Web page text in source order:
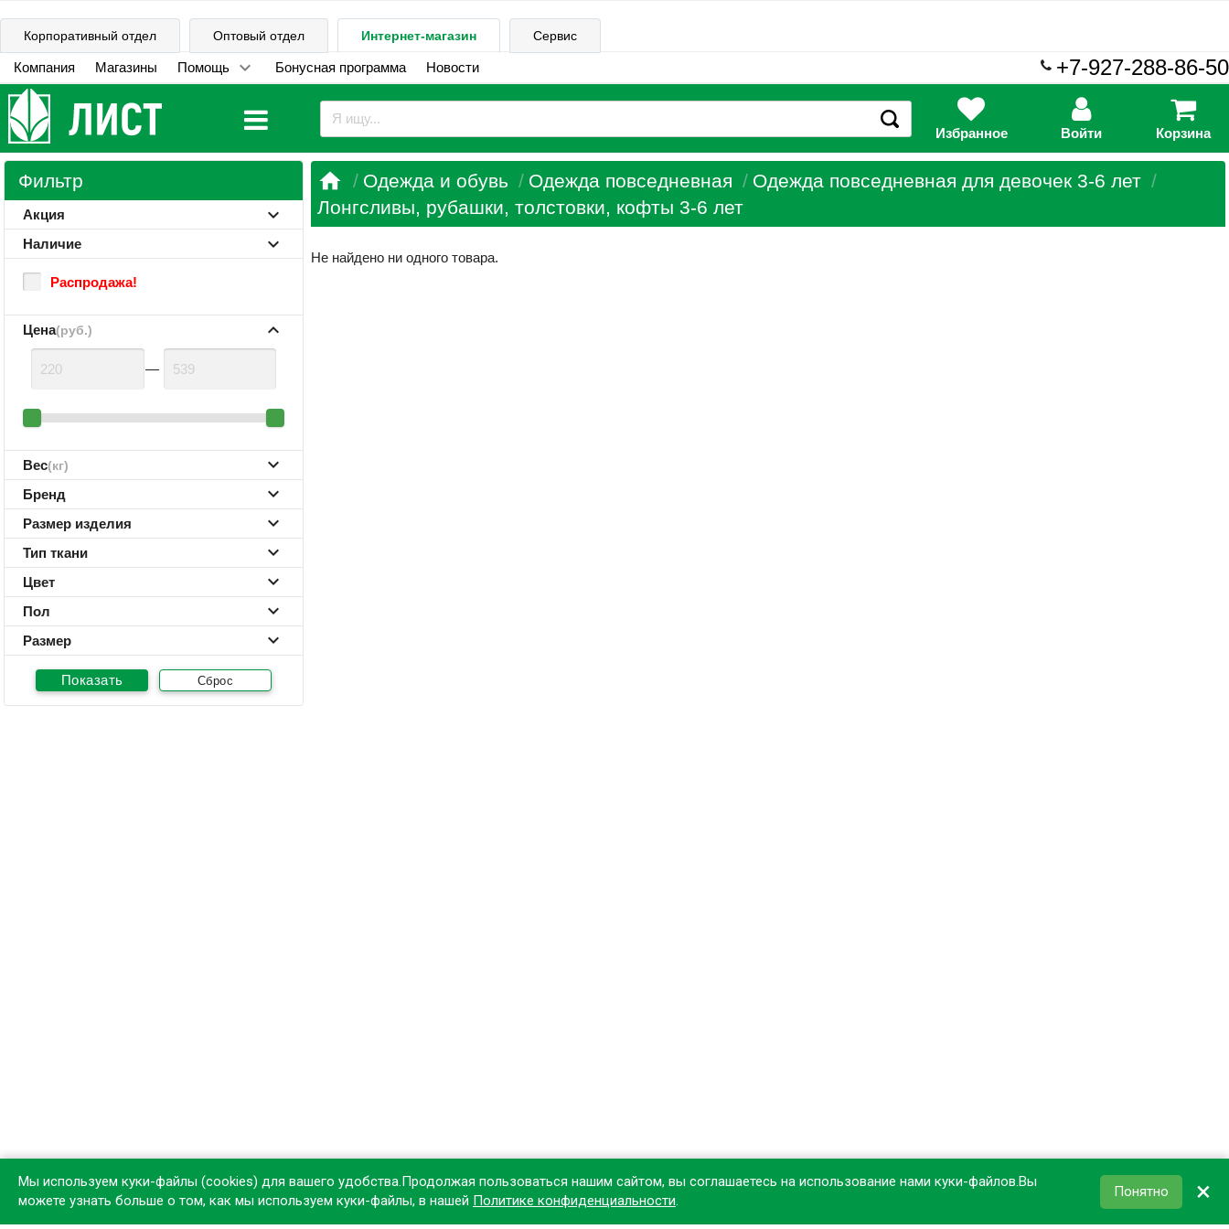
Корпоративный отдел Оптовый отдел Интернет-магазин Сервис
Компания Магазины Помощь Бонусная программа Новости +7-927-288-86-50
Избранное Войти Корзина
Фильтр
Акция
Наличие
Распродажа!
Цена(руб.)
—
Вес(кг)
Бренд
Размер изделия
Тип ткани
Цвет
Пол
Размер
Сброс
 Одежда и обувь Одежда повседневная
Одежда повседневная для девочек 3-6 лет
Лонгсливы, рубашки, толстовки, кофты 3-6 лет
Не найдено ни одного товара.
Установите наше приложение, чтобы делать покупки удобнее!
Мы используем куки-файлы (cookies) для вашего удобства.Продолжая пользоваться нашим сайтом, вы соглашаетесь на использование нами куки-файлов.Вы
можете узнать больше о том, как мы используем куки-файлы, в нашей Политике конфиденциальности.
Понятно ×